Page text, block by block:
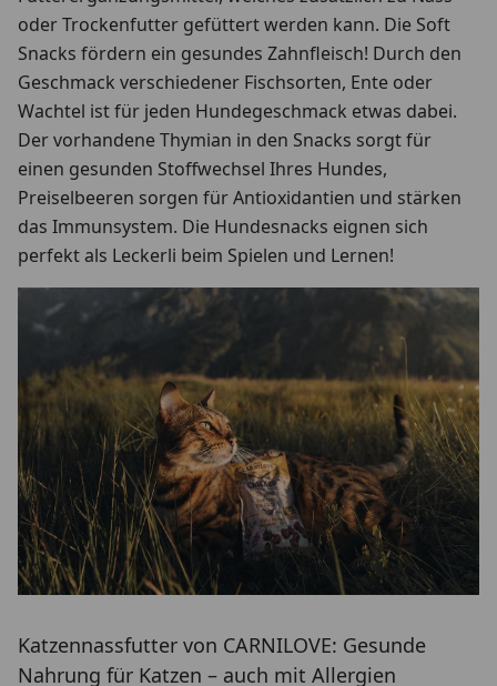
oder Trockenfutter gefüttert werden kann. Die Soft
Snacks fördern ein gesundes Zahnfleisch! Durch den
Geschmack verschiedener Fischsorten, Ente oder
Wachtel ist für jeden Hundegeschmack etwas dabei.
Der vorhandene Thymian in den Snacks sorgt für
einen gesunden Stoffwechsel Ihres Hundes,
Preiselbeeren sorgen für Antioxidantien und stärken
das Immunsystem. Die Hundesnacks eignen sich
perfekt als Leckerli beim Spielen und Lernen!
Katzennassfutter von CARNILOVE: Gesunde
Nahrung für Katzen – auch mit Allergien